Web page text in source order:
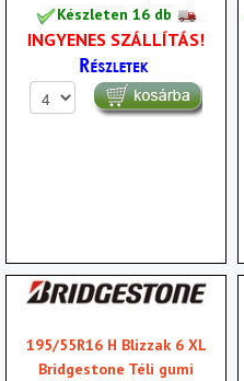
Készleten 16 db
INGYENES SZÁLLÍTÁS!
195/55R16 H Blizzak 6 XL
Bridgestone Téli gumi